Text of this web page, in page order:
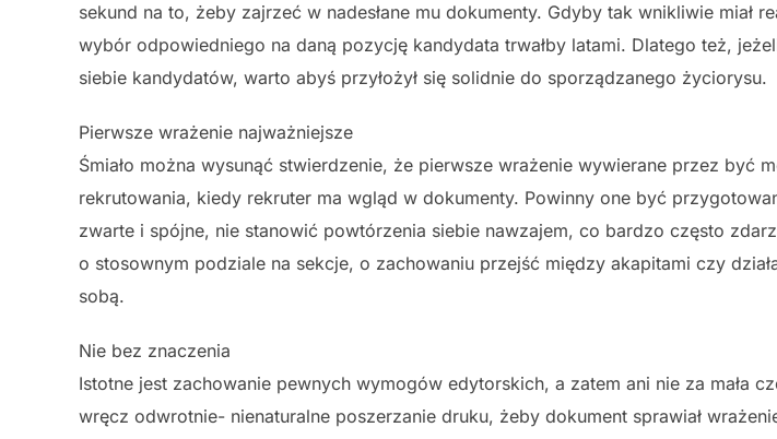
sekund na to, żeby zajrzeć w nadesłane mu dokumenty. Gdyby tak wnikliwie miał
wybór odpowiedniego na daną pozycję kandydata trwałby latami. Dlatego też,
siebie kandydatów, warto abyś przyłożył się solidnie do sporządzanego życiorysu.
Pierwsze wrażenie najważniejsze
Śmiało można wysunąć stwierdzenie, że pierwsze wrażenie wywierane przez być
rekrutowania, kiedy rekruter ma wgląd w dokumenty. Powinny one być
zwarte i spójne, nie stanowić powtórzenia siebie nawzajem, co bardzo często
o stosownym podziale na sekcje, o zachowaniu przejść między akapitami czy
sobą.
Nie bez znaczenia
Istotne jest zachowanie pewnych wymogów edytorskich, a zatem ani nie za mała
wręcz odwrotnie- nienaturalne poszerzanie druku, żeby dokument sprawiał